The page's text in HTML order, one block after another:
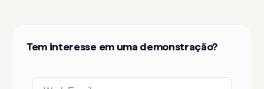
Tem interesse em uma demonstração?